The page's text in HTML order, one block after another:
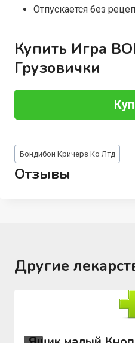
Отпускается без
Купить Игра
Грузовички
Метки
записи:
Бондибон Кричерз Ко Лтд
Отзывы
Другие